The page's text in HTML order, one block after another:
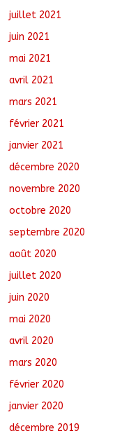
juillet 2021
juin 2021
mai 2021
avril 2021
mars 2021
février 2021
janvier 2021
décembre 2020
novembre 2020
octobre 2020
septembre 2020
août 2020
juillet 2020
juin 2020
mai 2020
avril 2020
mars 2020
février 2020
janvier 2020
décembre 2019